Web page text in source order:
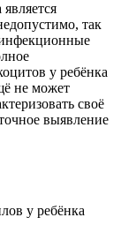
является
так
у ребёнка
не может
своё
выявление
у ребёнка